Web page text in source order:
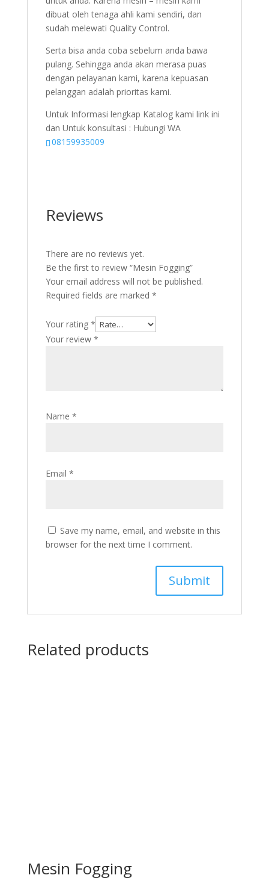
dibuat oleh tenaga ahli kami sendiri, dan
sudah melewati Quality Control.
Serta bisa anda coba sebelum anda bawa
pulang. Sehingga anda akan merasa puas
dengan pelayanan kami, karena kepuasan
pelanggan adalah prioritas kami.
Untuk Informasi lengkap Katalog kami link ini
dan Untuk konsultasi : Hubungi WA
08159935009
Reviews
There are no reviews yet.
Be the first to review “Mesin Fogging”
Your email address will not be published.
Required fields are marked *
Your rating *
Your review *
Name *
Email *
Save my name, email, and website in this
browser for the next time I comment.
Related products
Mesin Fogging